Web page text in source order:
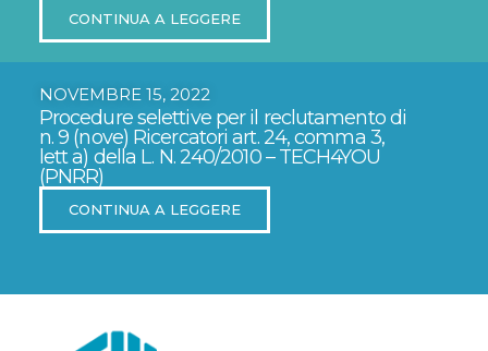
CONTINUA A LEGGERE
NOVEMBRE 15, 2022
Procedure selettive per il reclutamento di
n. 9 (nove) Ricercatori art. 24, comma 3,
lett a) della L. N. 240/2010 – TECH4YOU
(PNRR)
CONTINUA A LEGGERE